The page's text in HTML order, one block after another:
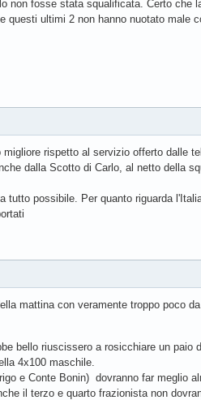
non fosse stata squalificata. Certo che
ultimi 2 non hanno nuotato male
rispetto al servizio offerto dalle
dalla Scotto di Carlo, al netto della
possibile. Per quanto riguarda
mattina con veramente troppo poco
bello riuscissero a rosicchiare un paio
4x100 maschile.
e Conte Bonin) dovranno far meglio
il terzo e quarto frazionista non